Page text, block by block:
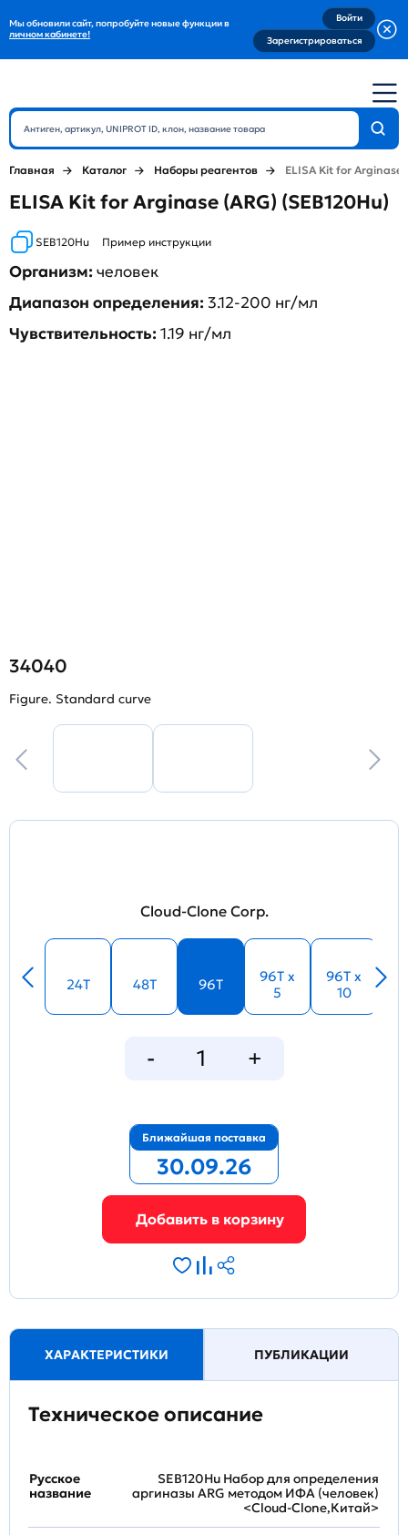
Мы обновили сайт, попробуйте новые функции в
личном кабинете!
Войти
Зарегистрироваться
Главная Каталог Наборы реагентов ELISA Kit for Arginase
ELISA Kit for Arginase (ARG) (SEB120Hu)
SEB120Hu Пример инструкции
Организм:человек
Диапазон определения:3.12-200 нг/мл
Чувствительность:1.19 нг/мл
34040
Figure. Standard curve
Cloud-Clone Corp.
24T 48T 96T
96T x
5
96T x
10
Ближайшая поставка
30.09.26
ХАРАКТЕРИСТИКИ ПУБЛИКАЦИИ
Техническое описание
Русское
название
SEB120Hu Набор для определения
аргиназы ARG методом ИФА (человек)
<Cloud-Clone,Китай>